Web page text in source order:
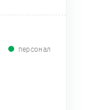
персонал